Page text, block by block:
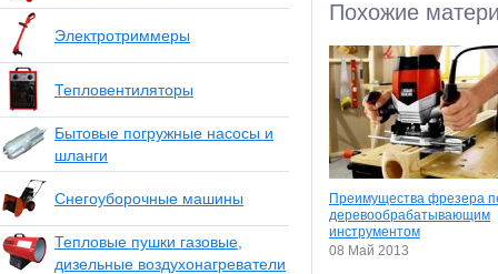
Электротриммеры
Тепловентиляторы
Бытовые погружные насосы и
шланги
Снегоуборочные машины
Тепловые пушки газовые,
дизельные воздухонагреватели
Похожие
Преимущества фрезера
деревообрабатывающим
инструментом
08 Май 2013